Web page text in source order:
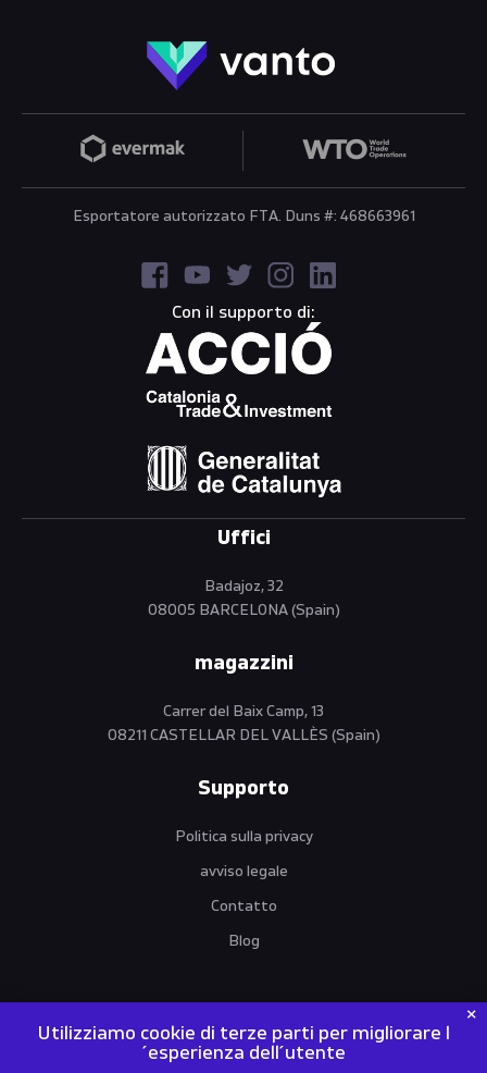
Esportatore autorizzato FTA. Duns #: 468663961
Con il supporto di:
Uffici
Badajoz, 32
08005 BARCELONA (Spain)
magazzini
Carrer del Baix Camp, 13
08211 CASTELLAR DEL VALLÈS (Spain)
Supporto
Politica sulla privacy
avviso legale
Contatto
Blog
Utilizziamo cookie di terze parti per migliorare l
´esperienza dell´utente